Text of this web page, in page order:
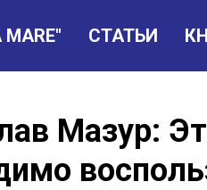
СТАТЬИ
Мазур: